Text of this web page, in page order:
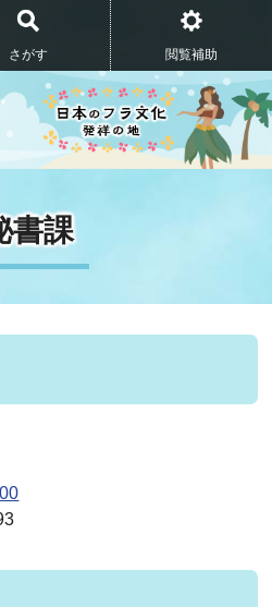
さがす 閲覧補助
書課